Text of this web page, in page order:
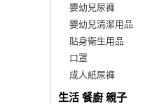
嬰幼兒尿褲
嬰幼兒清潔用品
貼身衛生用品
口罩
成人紙尿褲
生活 餐廚 親子